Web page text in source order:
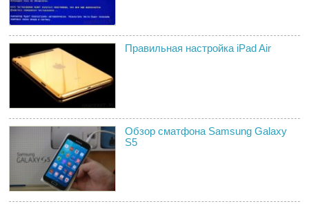
Правильная настройка iPad Air
Обзор сматфона Samsung Galaxy
S5